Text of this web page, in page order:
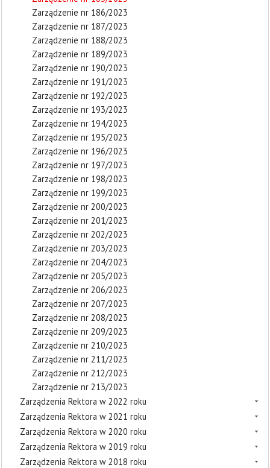
Zarządzenie nr 186/2023
Zarządzenie nr 187/2023
Zarządzenie nr 188/2023
Zarządzenie nr 189/2023
Zarządzenie nr 190/2023
Zarządzenie nr 191/2023
Zarządzenie nr 192/2023
Zarządzenie nr 193/2023
Zarządzenie nr 194/2023
Zarządzenie nr 195/2023
Zarządzenie nr 196/2023
Zarządzenie nr 197/2023
Zarządzenie nr 198/2023
Zarządzenie nr 199/2023
Zarządzenie nr 200/2023
Zarządzenie nr 201/2023
Zarządzenie nr 202/2023
Zarządzenie nr 203/2023
Zarządzenie nr 204/2023
Zarządzenie nr 205/2023
Zarządzenie nr 206/2023
Zarządzenie nr 207/2023
Zarządzenie nr 208/2023
Zarządzenie nr 209/2023
Zarządzenie nr 210/2023
Zarządzenie nr 211/2023
Zarządzenie nr 212/2023
Zarządzenie nr 213/2023
Zarządzenia Rektora w 2022 roku
Zarządzenia Rektora w 2021 roku
Zarządzenia Rektora w 2020 roku
Zarządzenia Rektora w 2019 roku
Zarządzenia Rektora w 2018 roku